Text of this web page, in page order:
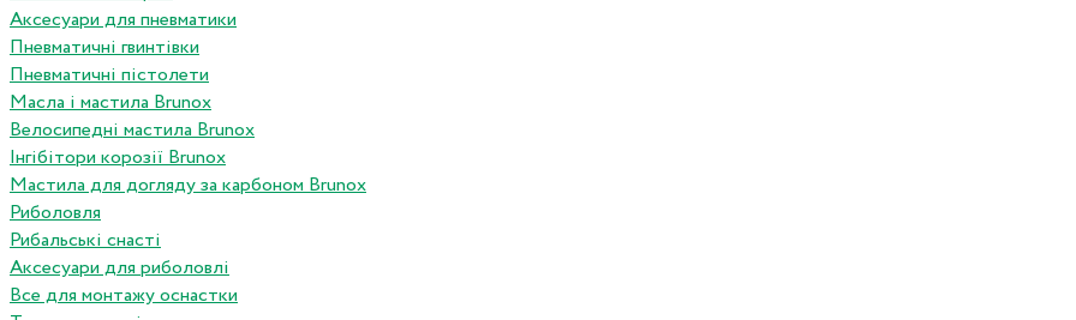
Аксесуари для пневматики
Пневматичні гвинтівки
Пневматичні пістолети
Масла і мастила Brunox
Велосипедні мастила Brunox
Інгібітори корозії Brunox
Мастила для догляду за карбоном Brunox
Риболовля
Рибальські снасті
Аксесуари для риболовлі
Все для монтажу оснастки